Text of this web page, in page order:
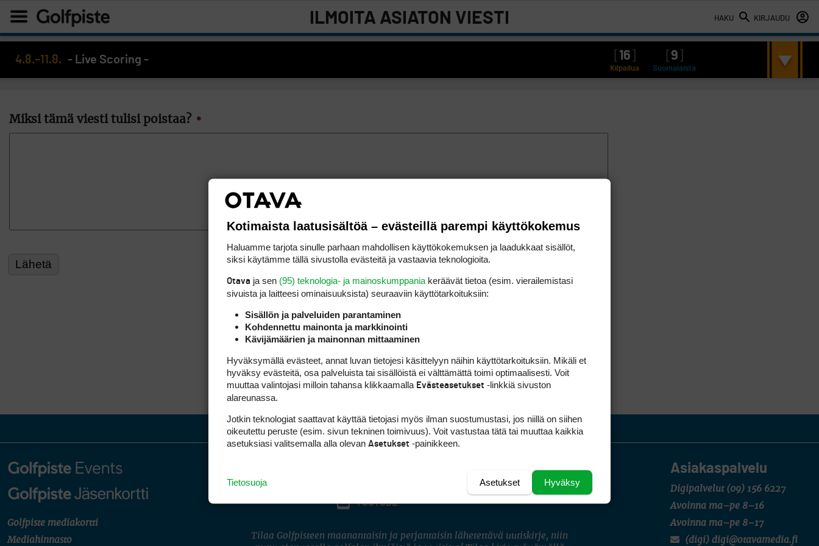
HAKU KIRJAUDU
ILMOITA ASIATON VIESTI
4.8.–11.8. - Live Scoring - 16 9
Kilpailua Suomalaista
Miksi tämä viesti tulisi poistaa? *
Golfpiste mediakortti
Mediahinnasto
Asiakaspalvelu
Digipalvelut (09) 156 6227
Avoinna ma–pe 8–16
Avoinna ma–pe 8–17
(digi) digi@otavamedia.fi
INSTAGRAM
YOUTUBE
Tilaa Golfpisteen maanantaisin ja perjantaisin lähetettävä uutiskirje, niin
Kotimaista laatusisältöä – evästeillä parempi käyttökokemus
Haluamme tarjota sinulle parhaan mahdollisen käyttökokemuksen ja laadukkaat sisällöt,
siksi käytämme tällä sivustolla evästeitä ja vastaavia teknologioita.
Otava ja sen (95) teknologia- ja mainoskumppania keräävät tietoa (esim. vierailemis­tasi
sivuista ja laitteesi ominaisuuk­sista) seuraaviin käyttötarkoituksiin:
Sisällön ja palveluiden parantaminen
Kohdennettu mainonta ja markkinointi
Kävijämäärien ja mainonnan mittaaminen
Hyväksymällä evästeet, annat luvan tietojesi käsittelyyn näihin käyttötarkoituksiin. Mikäli et
hyväksy evästeitä, osa palveluista tai sisällöistä ei välttämättä toimi optimaalisesti. Voit
muuttaa valintojasi milloin tahansa klikkaamalla Evästeasetukset -linkkiä sivuston
alareunassa.
Jotkin teknologiat saattavat käyttää tietojasi myös ilman suostumustasi, jos niillä on siihen
oikeutettu peruste (esim. sivun tekninen toimivuus). Voit vastustaa tätä tai muuttaa kaikkia
asetuksiasi valitsemalla alla olevan Asetukset -painikkeen.
Hyväksy
Asetukset
Tietosuoja